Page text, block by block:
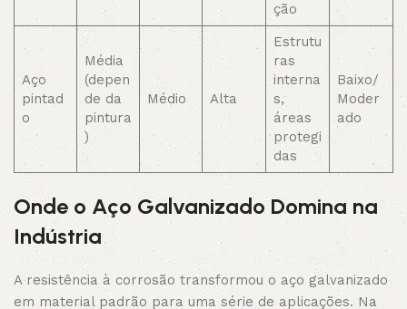
ção
Aço
pintad
o
Média
(depen
de da
pintura
)
Médio Alta
Estrutu
ras
interna
s,
áreas
protegi
das
Baixo/
Moder
ado
Onde o Aço Galvanizado Domina na
Indústria
A resistência à corrosão transformou o aço galvanizado
em material padrão para uma série de aplicações. Na